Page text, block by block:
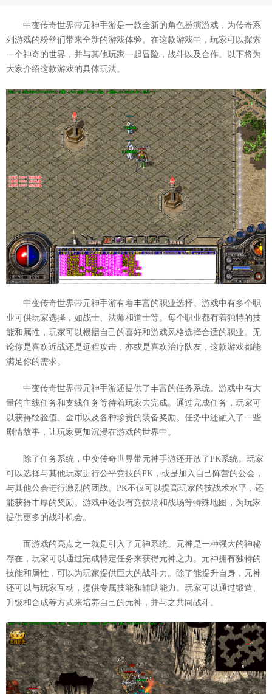
中变传奇世界带元神手游是一款全新的角色扮演游戏，为传奇系
列游戏的粉丝们带来全新的游戏体验。在这款游戏中，玩家可以探索
一个神奇的世界，并与其他玩家一起冒险，战斗以及合作。以下将为
大家介绍这款游戏的具体玩法。
中变传奇世界带元神手游有着丰富的职业选择。游戏中有多个职
业可供玩家选择，如战士、法师和道士等。每个职业都有着独特的技
能和属性，玩家可以根据自己的喜好和游戏风格选择合适的职业。无
论你是喜欢近战还是远程攻击，亦或是喜欢治疗队友，这款游戏都能
满足你的需求。
中变传奇世界带元神手游还提供了丰富的任务系统。游戏中有大
量的主线任务和支线任务等待着玩家去完成。通过完成任务，玩家可
以获得经验值、金币以及各种珍贵的装备奖励。任务中还融入了一些
剧情故事，让玩家更加沉浸在游戏的世界中。
除了任务系统，中变传奇世界带元神手游还开放了PK系统。玩家
可以选择与其他玩家进行公平竞技的PK，或是加入自己阵营的公会，
与其他公会进行激烈的团战。PK不仅可以提高玩家的技战术水平，还
能获得丰厚的奖励。游戏中还设有竞技场和战场等特殊地图，为玩家
提供更多的战斗机会。
而游戏的亮点之一就是引入了元神系统。元神是一种强大的神秘
存在，玩家可以通过完成特定任务来获得元神之力。元神拥有独特的
技能和属性，可以为玩家提供巨大的战斗力。除了能提升自身，元神
还可以与玩家互动，提供专属技能和辅助能力。玩家可以通过锻造、
升级和合成等方式来培养自己的元神，并与之共同战斗。